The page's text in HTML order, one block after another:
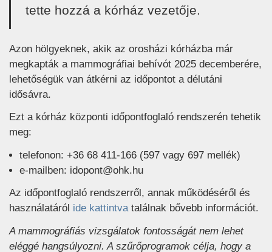
tette hozzá a kórház vezetője.
Azon hölgyeknek, akik az orosházi kórházba már
megkapták a mammográfiai behívót 2025 decemberére,
lehetőségük van átkérni az időpontot a délutáni
idősávra.
Ezt a kórház központi időpontfoglaló rendszerén tehetik
meg:
telefonon: +36 68 411-166 (597 vagy 697 mellék)
e-mailben: idopont@ohk.hu
Az időpontfoglaló rendszerről, annak működéséről és
használatáról ide kattintvatalálnak bővebb információt.
A mammográfiás vizsgálatok fontosságát nem lehet
eléggé hangsúlyozni. A szűrőprogramok célja, hogy a